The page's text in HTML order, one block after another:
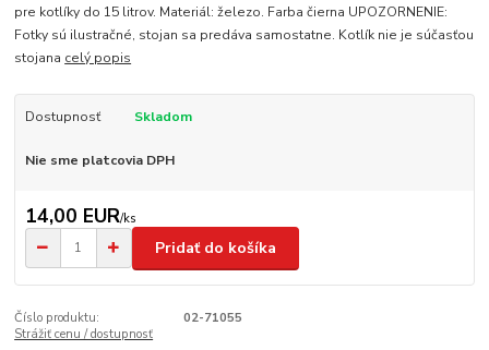
pre kotlíky do 15 litrov. Materiál: železo. Farba čierna UPOZORNENIE:
Fotky sú ilustračné, stojan sa predáva samostatne. Kotlík nie je súčasťou
stojana celý popis
Dostupnosť Skladom
Nie sme platcovia DPH
14,00 EUR/ks
Pridať do košíka
Číslo produktu:
02-71055
Strážiť cenu / dostupnosť